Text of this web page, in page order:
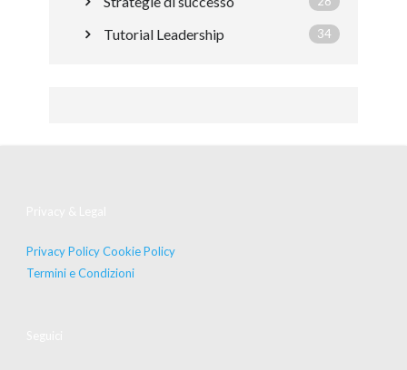
Tutorial Leadership 34
Privacy PolicyCookie Policy
Termini e Condizioni